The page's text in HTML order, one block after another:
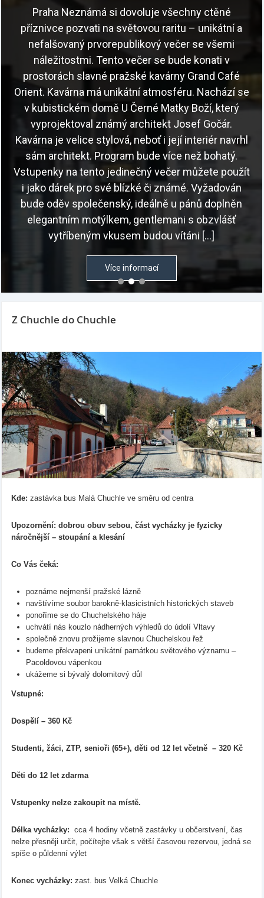
Praha Neznámá si dovoluje všechny ctěné
příznivce pozvati na světovou raritu – unikátní a
nefalšovaný prvorepublikový večer se všemi
náležitostmi. Tento večer se bude konati v
prostorách slavné pražské kavárny Grand Café
Orient. Kavárna má unikátní atmosféru. Nachází se
v kubistickém domě U Černé Matky Boží, který
vyprojektoval známý architekt Josef Gočár.
Kavárna je velice stylová, neboť i její interiér navrhl
sám architekt. Program bude více než bohatý.
Vstupenky na tento jedinečný večer můžete použít
i jako dárek pro své blízké či známé. Vyžadován
bude oděv společenský, ideálně u pánů doplněn
elegantním motýlkem, gentlemani s obzvlášť
vytříbeným vkusem budou vítáni […]
Více informací
Z Chuchle do Chuchle
Kde: zastávka bus Malá Chuchle ve směru od centra
Upozornění: dobrou obuv sebou, část vycházky je fyzicky
náročnější – stoupání a klesání
Co Vás čeká:
poznáme nejmenší pražské lázně
navštívíme soubor barokně-klasicistních historických staveb
ponoříme se do Chuchelského háje
uchvátí nás kouzlo nádherných výhledů do údolí Vltavy
společně znovu prožijeme slavnou Chuchelskou řež
budeme překvapeni unikátní památkou světového významu –
Pacoldovou vápenkou
ukážeme si bývalý dolomitový důl
Vstupné:
Dospělí – 360 Kč
Studenti, žáci, ZTP, senioři (65+), děti od 12 let včetně – 320 Kč
Děti do 12 let zdarma
Vstupenky nelze zakoupit na místě.
Délka vycházky: cca 4 hodiny včetně zastávky u občerstvení, čas
nelze přesněji určit, počítejte však s větší časovou rezervou, jedná se
spíše o půldenní výlet
Konec vycházky: zast. bus Velká Chuchle